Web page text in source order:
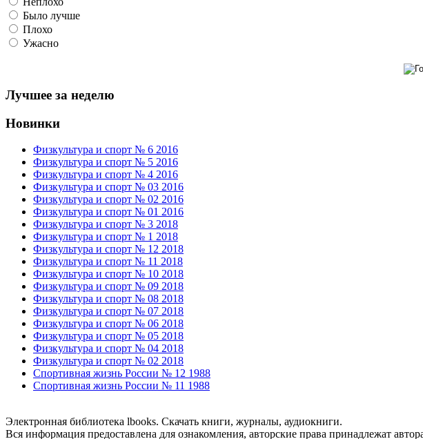
Было лучше
Плохо
Ужасно
Лучшее за неделю
Новинки
Физкультура и спорт № 6 2016
Физкультура и спорт № 5 2016
Физкультура и спорт № 4 2016
Физкультура и спорт № 03 2016
Физкультура и спорт № 02 2016
Физкультура и спорт № 01 2016
Физкультура и спорт № 3 2018
Физкультура и спорт № 1 2018
Физкультура и спорт № 12 2018
Физкультура и спорт № 11 2018
Физкультура и спорт № 10 2018
Физкультура и спорт № 09 2018
Физкультура и спорт № 08 2018
Физкультура и спорт № 07 2018
Физкультура и спорт № 06 2018
Физкультура и спорт № 05 2018
Физкультура и спорт № 04 2018
Физкультура и спорт № 02 2018
Спортивная жизнь России № 12 1988
Спортивная жизнь России № 11 1988
Электронная библиотека lbooks. Скачать книги, журналы, аудиокниги.
Вся информация предоставлена для ознакомления, авторские права принадлежат